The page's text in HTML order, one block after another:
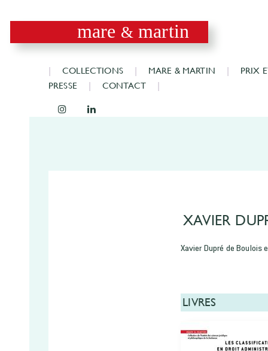
mare & martin
COLLECTIONS MARE & MARTIN
PRIX
PRESSE
CONTACT
XAVIER
Xavier Dupré de
LIVRES